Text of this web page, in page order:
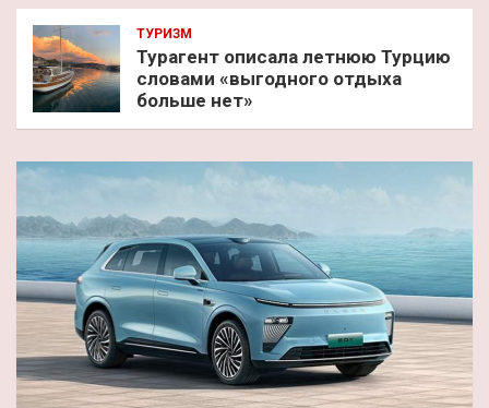
ТУРИЗМ
Турагент описала летнюю Турцию
словами «выгодного отдыха
больше нет»